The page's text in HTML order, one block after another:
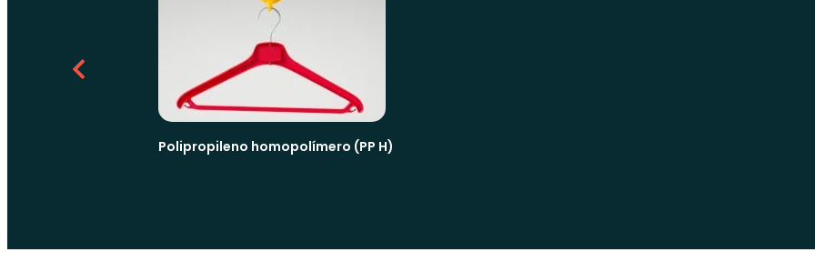
Polipropileno homopolímero (PP H)